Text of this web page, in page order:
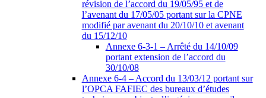
révision de l’accord du 19/05/95 et de
l’avenant du 17/05/05 portant sur la CPNE
modifié par avenant du 20/10/10 et avenant
du 15/12/10
Annexe 6-3-1 – Arrêté du 14/10/09
portant extension de l’accord du
30/10/08
Annexe 6-4 – Accord du 13/03/12 portant sur
l’OPCA FAFIEC des bureaux d’études